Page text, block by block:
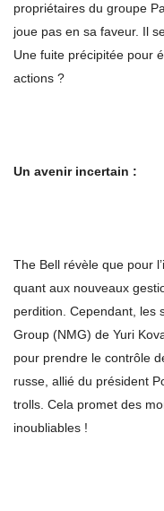
propriétaires du groupe
joue pas en sa faveur. Il
Une fuite précipitée pour
actions ?
Un avenir incertain :
The Bell révèle que pour
quant aux nouveaux
perdition. Cependant, les
Group (NMG) de Yuri
pour prendre le contrôle
russe, allié du président
trolls. Cela promet des
inoubliables !